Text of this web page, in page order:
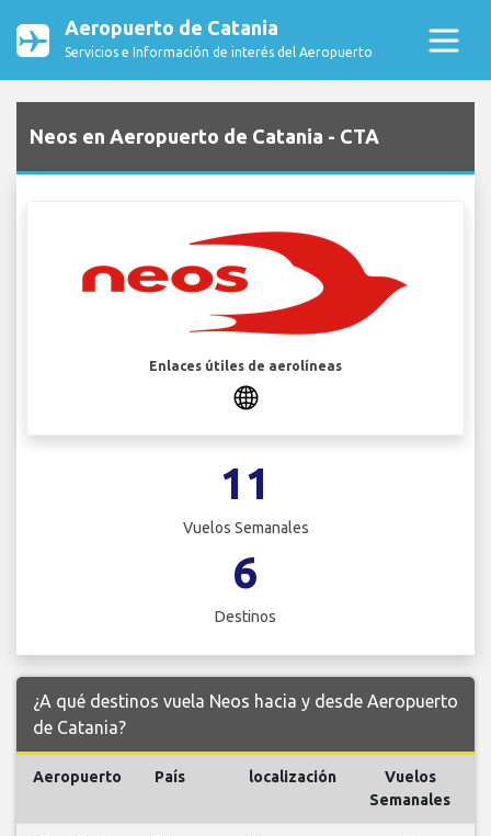
Aeropuerto de Catania
Servicios e Información de interés del Aeropuerto
Neos en Aeropuerto de Catania - CTA
Enlaces útiles de aerolíneas
11
Vuelos Semanales
6
Destinos
¿A qué destinos vuela Neos hacia y desde Aeropuerto
de Catania?
Aeropuerto País localización
Vuelos
Semanales